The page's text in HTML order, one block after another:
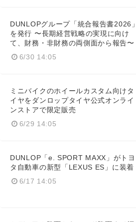
DUNLOPグループ「統合報告書2026」
を発行 〜長期経営戦略の実現に向け
て、財務・非財務の両側面から報告〜
6/30 14:05
ミニバイクのホイールカスタム向けタ
イヤをダンロップタイヤ公式オンライ
ンストアで限定販売
6/29 14:05
DUNLOP「e. SPORT MAXX」がトヨ
タ自動車の新型「LEXUS ES」に装着
6/17 14:05